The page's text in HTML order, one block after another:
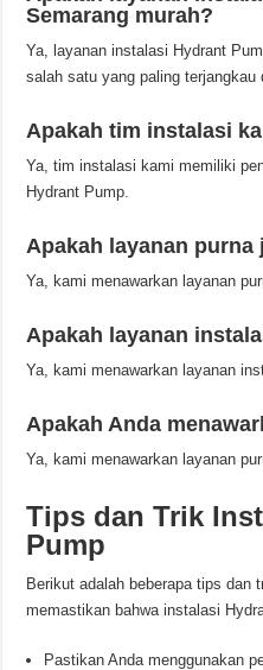
Semarang murah?
Ya, layanan instalasi Hydrant
salah satu yang paling terjangkau
Apakah tim instalasi
Ya, tim instalasi kami memiliki
Hydrant Pump.
Apakah layanan
Ya, kami menawarkan layanan
Apakah layanan
Ya, kami menawarkan layanan
Apakah Anda
Ya, kami menawarkan layanan
Tips dan Trik
Pump
Berikut adalah beberapa tips dan
memastikan bahwa instalasi
Pastikan Anda menggunakan